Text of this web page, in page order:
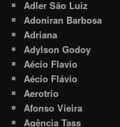
Adler São Luiz
Adoniran Barbosa
Adriana
Adylson Godoy
Aécio Flavio
Aécio Flávio
Aerotrio
Afonso Vieira
Agência Tass